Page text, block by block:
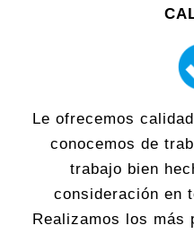
Le ofrecemos
conocemos de
trabajo bien
consideración en
Realizamos los más